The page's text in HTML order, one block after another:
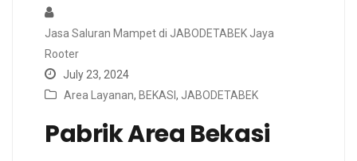
Jasa Saluran Mampet di JABODETABEK Jaya
Rooter
July 23, 2024
Area Layanan, BEKASI , JABODETABEK
Pabrik Area Bekasi